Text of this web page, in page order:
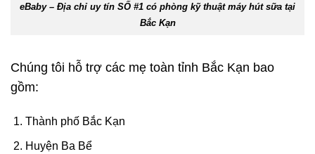
eBaby – Địa chỉ uy tín SỐ #1 có phòng kỹ thuật máy hút sữa tại
Bắc Kạn
Chúng tôi hỗ trợ các mẹ toàn tỉnh Bắc Kạn bao
gồm:
Thành phố Bắc Kạn
Huyện Ba Bể